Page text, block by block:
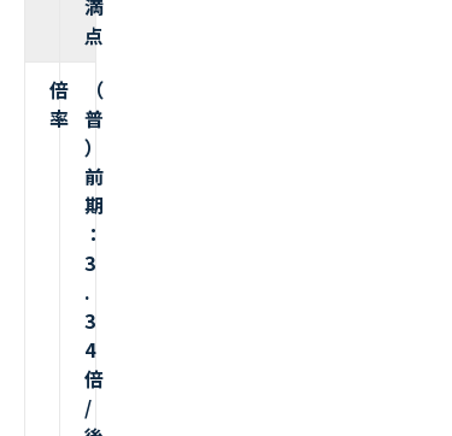
満
点
倍
率
（
普
）
前
期
：
3
.
3
4
倍
/